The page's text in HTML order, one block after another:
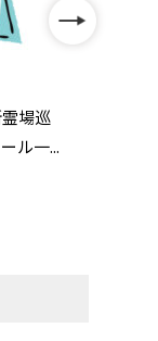
場巡
ル一...